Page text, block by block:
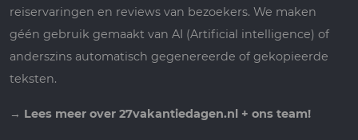
reiservaringen en reviews van bezoekers. We maken
géén gebruik gemaakt van AI (Artificial intelligence) of
anderszins automatisch gegenereerde of gekopieerde
teksten.
→ Lees meer over 27vakantiedagen.nl + ons team!